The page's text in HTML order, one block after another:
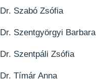
Dr. Szabó Zsófia
Dr. Szentgyörgyi Barbara
Dr. Szentpáli Zsófia
Dr. Tímár Anna